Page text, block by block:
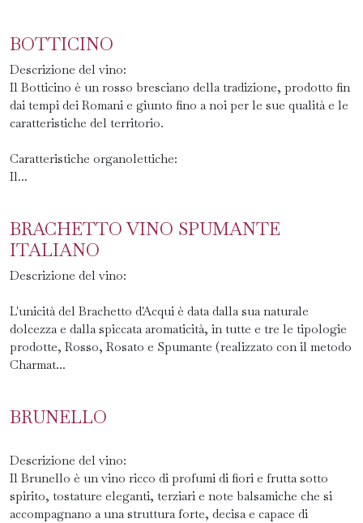
BOTTICINO
Descrizione del vino:
Il Botticino è un rosso bresciano della tradizione, prodotto fin
dai tempi dei Romani e giunto fino a noi per le sue qualità e le
caratteristiche del territorio.
Caratteristiche organolettiche:
Il...
BRACHETTO VINO SPUMANTE
ITALIANO
Descrizione del vino:
L'unicità del Brachetto d'Acqui è data dalla sua naturale
dolcezza e dalla spiccata aromaticità, in tutte e tre le tipologie
prodotte, Rosso, Rosato e Spumante (realizzato con il metodo
Charmat...
BRUNELLO
Descrizione del vino:
Il Brunello è un vino ricco di profumi di fiori e frutta sotto
spirito, tostature eleganti, terziari e note balsamiche che si
accompagnano a una struttura forte, decisa e capace di